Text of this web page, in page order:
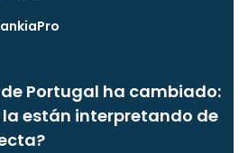
de Portugal ha cambiado:
la están interpretando de